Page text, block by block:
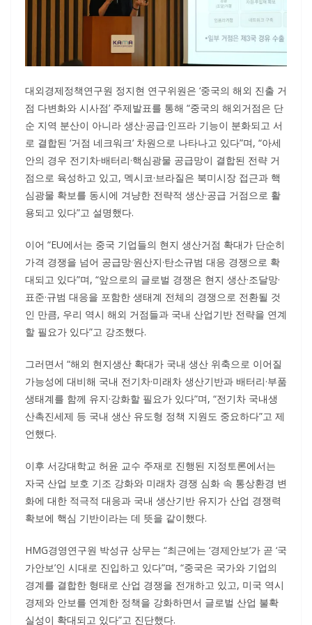
대외경제정책연구원 정지현 연구위원은 ‘중국의 해외 진출 거
점 다변화와 시사점’ 주제발표를 통해 “중국의 해외거점은 단
순 지역 분산이 아니라 생산·공급·인프라 기능이 분화되고 서
로 결합된 ‘거점 네크워크’ 차원으로 나타나고 있다”며, “아세
안의 경우 전기차·배터리·핵심광물 공급망이 결합된 전략 거
점으로 육성하고 있고, 멕시코·브라질은 북미시장 접근과 핵
심광물 확보를 동시에 겨냥한 전략적 생산·공급 거점으로 활
용되고 있다”고 설명했다.
이어 “EU에서는 중국 기업들의 현지 생산거점 확대가 단순히
가격 경쟁을 넘어 공급망·원산지·탄소규범 대응 경쟁으로 확
대되고 있다”며, “앞으로의 글로벌 경쟁은 현지 생산·조달망·
표준·규범 대응을 포함한 생태계 전체의 경쟁으로 전환될 것
인 만큼, 우리 역시 해외 거점들과 국내 산업기반 전략을 연계
할 필요가 있다”고 강조했다.
그러면서 “해외 현지생산 확대가 국내 생산 위축으로 이어질
가능성에 대비해 국내 전기차·미래차 생산기반과 배터리·부품
생태계를 함께 유지·강화할 필요가 있다”며, “전기차 국내생
산촉진세제 등 국내 생산 유도형 정책 지원도 중요하다”고 제
언했다.
이후 서강대학교 허윤 교수 주재로 진행된 지정토론에서는
자국 산업 보호 기조 강화와 미래차 경쟁 심화 속 통상환경 변
화에 대한 적극적 대응과 국내 생산기반 유지가 산업 경쟁력
확보에 핵심 기반이라는 데 뜻을 같이했다.
HMG경영연구원 박성규 상무는 “최근에는 ‘경제안보’가 곧 ‘국
가안보’인 시대로 진입하고 있다”며, “중국은 국가와 기업의
경계를 결합한 형태로 산업 경쟁을 전개하고 있고, 미국 역시
경제와 안보를 연계한 정책을 강화하면서 글로벌 산업 불확
실성이 확대되고 있다”고 진단했다.